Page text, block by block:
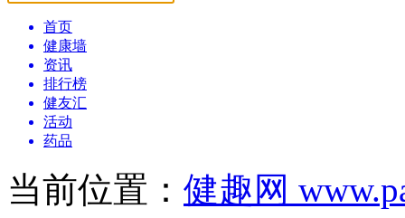
首页
健康墙
资讯
排行榜
健友汇
活动
药品
当前位置： 健趣网